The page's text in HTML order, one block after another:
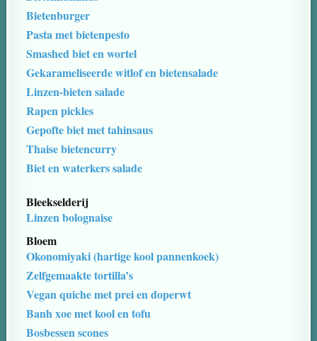
Bietenburger
Pasta met bietenpesto
Smashed biet en wortel
Gekarameliseerde witlof en bietensalade
Linzen-bieten salade
Rapen pickles
Gepofte biet met tahinsaus
Thaise bietencurry
Biet en waterkers salade
Bleekselderij
Linzen bolognaise
Bloem
Okonomiyaki (hartige kool pannenkoek)
Zelfgemaakte tortilla’s
Vegan quiche met prei en doperwt
Banh xoe met kool en tofu
Bosbessen scones